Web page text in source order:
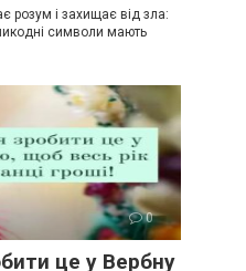
розум і захищає від зла:
символи мають
0
це у Вербну